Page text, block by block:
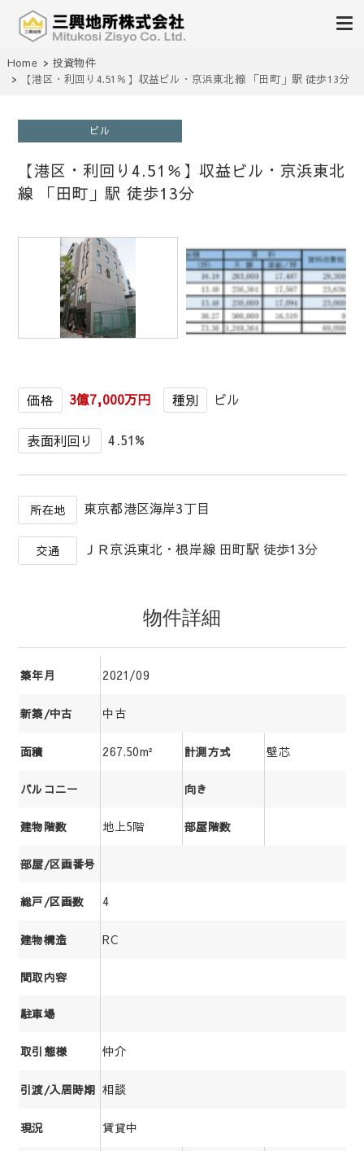
三興地所株式会社
不動産の売買、賃貸、仲介、管理
Home
投資物件
【港区・利回り4.51％】収益ビル・京浜東北線 「田町」駅 徒歩13分
ビル
【港区・利回り4.51％】収益ビル・京浜東北
線 「田町」駅 徒歩13分
1/1
価格 3億7,000万円 種別 ビル
表面利回り 4.51%
所在地 東京都港区海岸3丁目
交通 ＪＲ京浜東北・根岸線 田町駅 徒歩13分
物件詳細
築年月 2021/09
新築/中古 中古
面積 267.50m² 計測方式 壁芯
バルコニー 向き
建物階数 地上5階 部屋階数
部屋/区画番号
総戸/区画数 4
建物構造 RC
間取内容
駐車場
取引態様 仲介
引渡/入居時期 相談
現況 賃貸中